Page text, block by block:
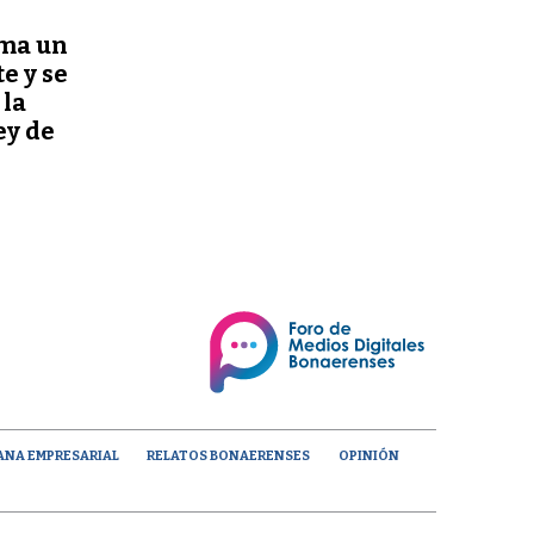
un
y se
de
EMPRESARIAL RELATOS BONAERENSES OPINIÓN